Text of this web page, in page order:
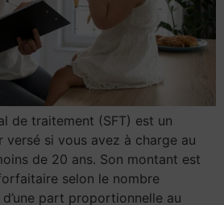
de traitement (SFT) est un
versé si vous avez à charge au
de 20 ans. Son montant est
selon le nombre
part proportionnelle au